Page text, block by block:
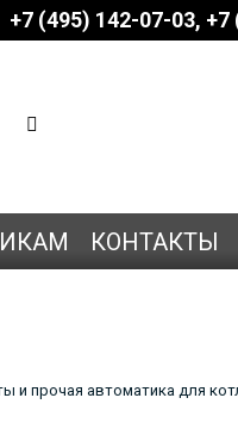
+7 (495) 142-07-03 ‎‎+7
КОНТАКТЫ
и прочая автоматика для